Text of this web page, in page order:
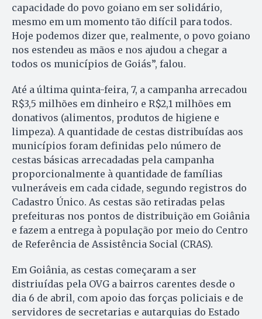
capacidade do povo goiano em ser solidário,
mesmo em um momento tão difícil para todos.
Hoje podemos dizer que, realmente, o povo goiano
nos estendeu as mãos e nos ajudou a chegar a
todos os municípios de Goiás”, falou.
Até a última quinta-feira, 7, a campanha arrecadou
R$3,5 milhões em dinheiro e R$2,1 milhões em
donativos (alimentos, produtos de higiene e
limpeza). A quantidade de cestas distribuídas aos
municípios foram definidas pelo número de
cestas básicas arrecadadas pela campanha
proporcionalmente à quantidade de famílias
vulneráveis em cada cidade, segundo registros do
Cadastro Único. As cestas são retiradas pelas
prefeituras nos pontos de distribuição em Goiânia
e fazem a entrega à população por meio do Centro
de Referência de Assistência Social (CRAS).
Em Goiânia, as cestas começaram a ser
distriuídas pela OVG a bairros carentes desde o
dia 6 de abril, com apoio das forças policiais e de
servidores de secretarias e autarquias do Estado